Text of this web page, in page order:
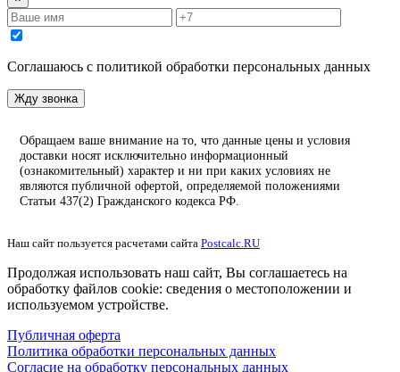
Соглашаюсь с политикой обработки персональных данных
Жду звонка
Обращаем ваше внимание на то, что данные цены и условия
доставки носят исключительно информационный
(ознакомительный) характер и ни при каких условиях не
являются публичной офертой, определяемой положениями
Статьи 437(2) Гражданского кодекса РФ.
Наш сайт пользуется расчетами сайта Postcalc.RU
Продолжая использовать наш сайт, Вы соглашаетесь на
обработку файлов cookie: сведения о местоположении и
используемом устройстве.
Публичная оферта
Политика обработки персональных данных
Согласие на обработку персональных данных